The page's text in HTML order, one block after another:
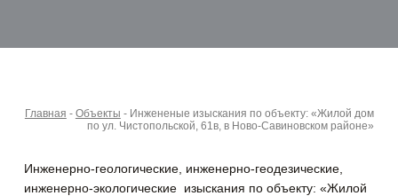
Главная - Объекты - Инжененые изыскания по объекту: «Жилой дом
по ул. Чистопольской, 61в, в Ново-Савиновском районе»
Инженерно-геологические, инженерно-геодезические,
инженерно-экологические изыскания по объекту:«Жилой